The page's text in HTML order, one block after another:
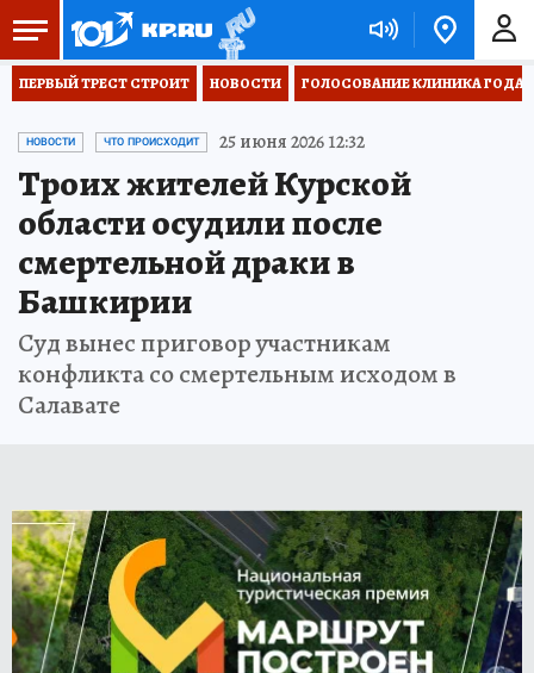
ПЕРВЫЙ ТРЕСТ СТРОИТ НОВОСТИ ГОЛОСОВАНИЕ КЛИНИКА ГОДА
НОВОСТИ ЧТО ПРОИСХОДИТ 25 июня 2026 12:32
Троих жителей Курской
области осудили после
смертельной драки в
Башкирии
Суд вынес приговор участникам
конфликта со смертельным исходом в
Салавате